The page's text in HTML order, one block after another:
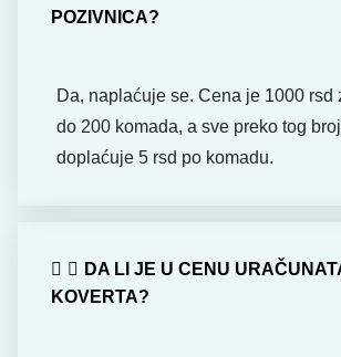
POZIVNICA?
Da, naplaćuje se. Cena je 1000 rsd
do 200 komada, a sve preko tog
doplaćuje 5 rsd po komadu.
DA LI JE U CENU
KOVERTA?